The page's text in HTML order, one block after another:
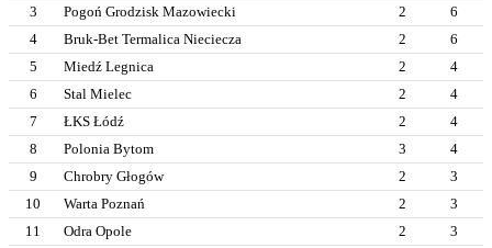
3
Pogoń Grodzisk Mazowiecki 2
6
4
Bruk-Bet Termalica Nieciecza 2
6
5
Miedź Legnica 2
4
6
Stal Mielec 2
4
7
ŁKS Łódź 2
4
8
Polonia Bytom 3
4
9
Chrobry Głogów 2
3
10
Warta Poznań 2
3
11
Odra Opole 2
3